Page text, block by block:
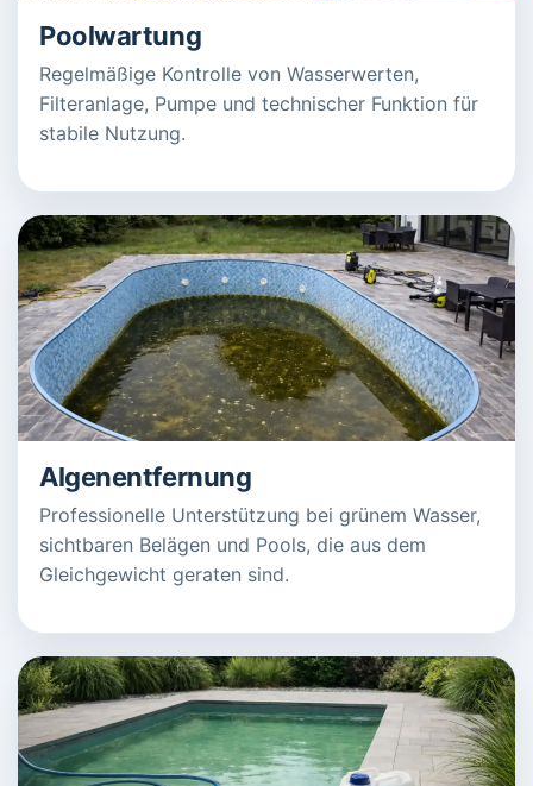
Poolwartung
Regelmäßige Kontrolle von Wasserwerten,
Filteranlage, Pumpe und technischer Funktion für
stabile Nutzung.
Algenentfernung
Professionelle Unterstützung bei grünem Wasser,
sichtbaren Belägen und Pools, die aus dem
Gleichgewicht geraten sind.